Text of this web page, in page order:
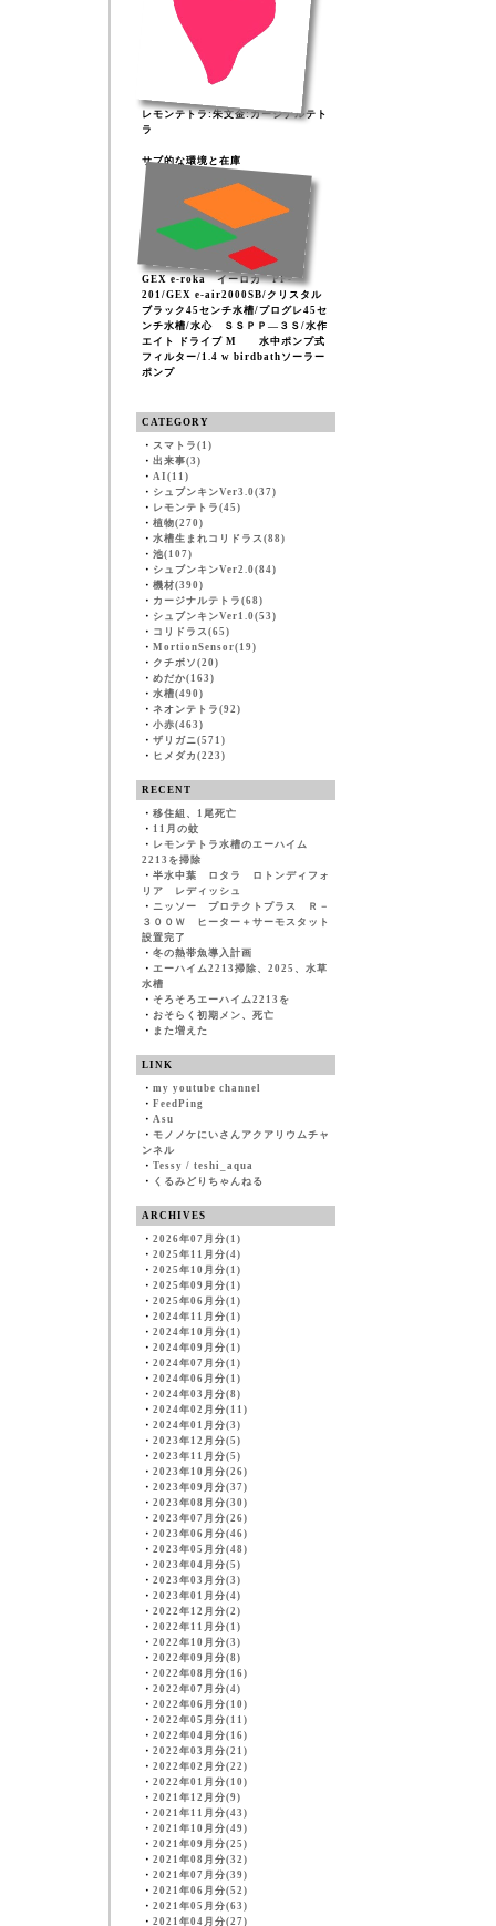
レモンテトラ:朱文金:カージナルテト
ラ
サブ的な環境と在庫
GEX e-roka イーロカ PF-
201/GEX e-air2000SB/クリスタル
ブラック45センチ水槽/プログレ45セ
ンチ水槽/水心 ＳＳＰＰ―３Ｓ/水作
エイト ドライブ M 水中ポンプ式
フィルター/1.4 w birdbathソーラー
ポンプ
CATEGORY
・ スマトラ(1)
・ 出来事(3)
・ AI(11)
・ シュブンキンVer3.0(37)
・ レモンテトラ(45)
・ 植物(270)
・ 水槽生まれコリドラス(88)
・ 池(107)
・ シュブンキンVer2.0(84)
・ 機材(390)
・ カージナルテトラ(68)
・ シュブンキンVer1.0(53)
・ コリドラス(65)
・ MortionSensor(19)
・ クチボソ(20)
・ めだか(163)
・ 水槽(490)
・ ネオンテトラ(92)
・ 小赤(463)
・ ザリガニ(571)
・ ヒメダカ(223)
RECENT
・ 移住組、1尾死亡
・ 11月の蚊
・ レモンテトラ水槽のエーハイム
2213を掃除
・ 半水中葉 ロタラ ロトンディフォ
リア レディッシュ
・ ニッソー プロテクトプラス Ｒ－
３００Ｗ ヒーター＋サーモスタット
設置完了
・ 冬の熱帯魚導入計画
・ エーハイム2213掃除、2025、水草
水槽
・ そろそろエーハイム2213を
・ おそらく初期メン、死亡
・ また増えた
LINK
・ my youtube channel
・ FeedPing
・ Asu
・ モノノケにいさんアクアリウムチャ
ンネル
・ Tessy / teshi_aqua
・ くるみどりちゃんねる
ARCHIVES
・ 2026年07月分(1)
・ 2025年11月分(4)
・ 2025年10月分(1)
・ 2025年09月分(1)
・ 2025年06月分(1)
・ 2024年11月分(1)
・ 2024年10月分(1)
・ 2024年09月分(1)
・ 2024年07月分(1)
・ 2024年06月分(1)
・ 2024年03月分(8)
・ 2024年02月分(11)
・ 2024年01月分(3)
・ 2023年12月分(5)
・ 2023年11月分(5)
・ 2023年10月分(26)
・ 2023年09月分(37)
・ 2023年08月分(30)
・ 2023年07月分(26)
・ 2023年06月分(46)
・ 2023年05月分(48)
・ 2023年04月分(5)
・ 2023年03月分(3)
・ 2023年01月分(4)
・ 2022年12月分(2)
・ 2022年11月分(1)
・ 2022年10月分(3)
・ 2022年09月分(8)
・ 2022年08月分(16)
・ 2022年07月分(4)
・ 2022年06月分(10)
・ 2022年05月分(11)
・ 2022年04月分(16)
・ 2022年03月分(21)
・ 2022年02月分(22)
・ 2022年01月分(10)
・ 2021年12月分(9)
・ 2021年11月分(43)
・ 2021年10月分(49)
・ 2021年09月分(25)
・ 2021年08月分(32)
・ 2021年07月分(39)
・ 2021年06月分(52)
・ 2021年05月分(63)
・ 2021年04月分(27)